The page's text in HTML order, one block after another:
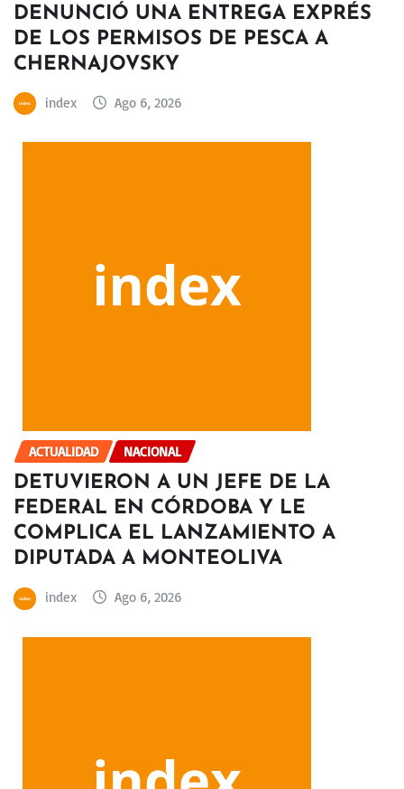
DENUNCIÓ UNA ENTREGA EXPRÉS
DE LOS PERMISOS DE PESCA A
CHERNAJOVSKY
index Ago 6, 2026
ACTUALIDAD NACIONAL
DETUVIERON A UN JEFE DE LA
FEDERAL EN CÓRDOBA Y LE
COMPLICA EL LANZAMIENTO A
DIPUTADA A MONTEOLIVA
index Ago 6, 2026